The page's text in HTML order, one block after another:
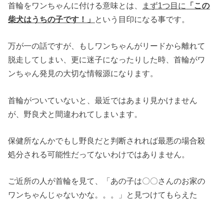
首輪をワンちゃんに付ける意味とは、 まず1つ目に
「この
柴犬はうちの子です！」 という目印になる事です。
万が一の話ですが、もしワンちゃんがリードから離れて
脱走してしまい、更に迷子になったりした時、首輪がワ
ンちゃん発見の大切な情報源になります。
首輪がついていないと、最近ではあまり見かけません
が、野良犬と間違われてしまいます。
保健所なんかでもし野良だと判断されれば最悪の場合殺
処分される可能性だってないわけではありません。
ご近所の人が首輪を見て、「あの子は〇〇さんのお家の
ワンちゃんじゃないかな。。。」と見つけてもらえた